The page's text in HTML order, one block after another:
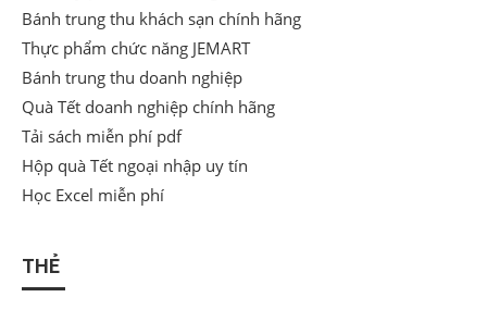
Bánh trung thu khách sạn chính hãng
Thực phẩm chức năng JEMART
Bánh trung thu doanh nghiệp
Quà Tết doanh nghiệp chính hãng
Tải sách miễn phí pdf
Hộp quà Tết ngoại nhập uy tín
Học Excel miễn phí
THẺ